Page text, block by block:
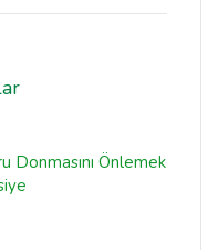
Donmasını Önlemek